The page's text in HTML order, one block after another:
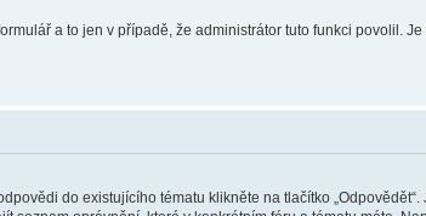
a to jen v případě, že administrátor tuto funkci povolil.
do existujícího tématu klikněte na tlačítko